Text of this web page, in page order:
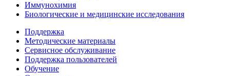
Иммунохимия
Биологические и медицинские исследования
Поддержка
Методические материалы
Сервисное обслуживание
Поддержка пользователей
Обучение